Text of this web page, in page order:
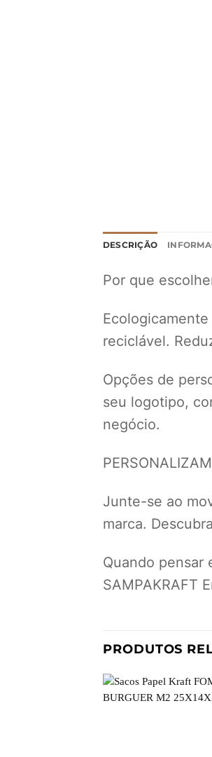
DESCRIÇÃO
Por que
reciclável.
Opções de
seu logotipo,
negócio.
Junte-se ao
marca.
Quando pensar
SAMPAKRAFT
PRODUTOS